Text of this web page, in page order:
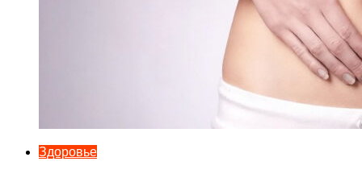
Здоровье